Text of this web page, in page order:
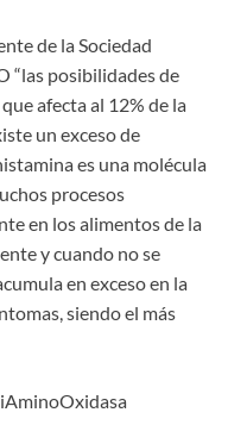
de la Sociedad
“las posibilidades de
afecta al 12% de la
un exceso de
es una molécula
procesos
en los alimentos de la
y cuando no se
en exceso en la
siendo el más